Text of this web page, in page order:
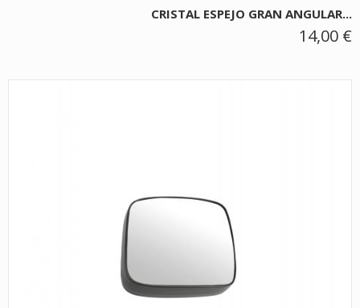
CRISTAL ESPEJO GRAN ANGULAR...
14,00 €